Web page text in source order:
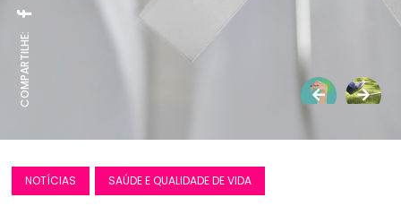
COMPARTILHE:
NOTÍCIAS SAÚDE E QUALIDADE DE VIDA